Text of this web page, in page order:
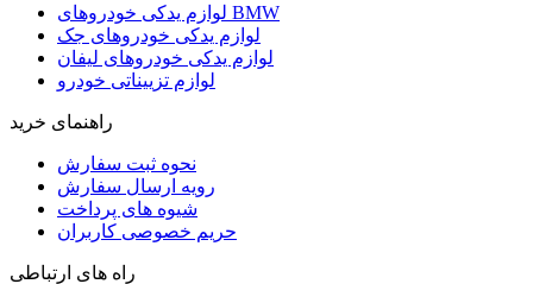
لوازم یدکی خودروهای BMW
لوازم یدکی خودروهای جک
لوازم یدکی خودروهای لیفان
لوازم تزییناتی خودرو
راهنمای خرید
نحوه ثبت سفارش
رویه ارسال سفارش
شیوه های پرداخت
حریم خصوصی کاربران
راه های ارتباطی